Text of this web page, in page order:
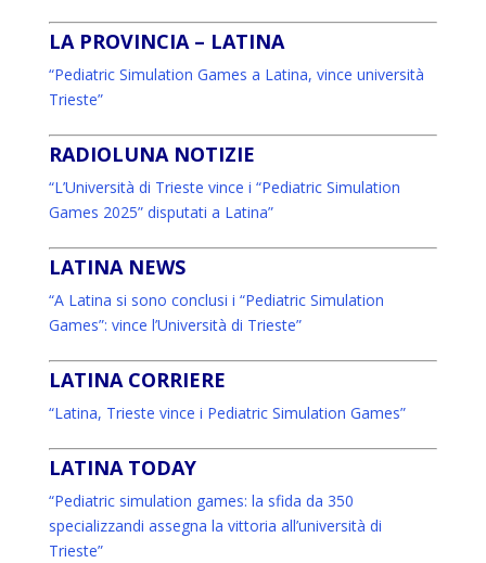
LA PROVINCIA – LATINA
“Pediatric Simulation Games a Latina, vince università
Trieste”
RADIOLUNA NOTIZIE
“L’Università di Trieste vince i “Pediatric Simulation
Games 2025” disputati a Latina”
LATINA NEWS
“A Latina si sono conclusi i “Pediatric Simulation
Games”: vince l’Università di Trieste”
LATINA CORRIERE
“Latina, Trieste vince i Pediatric Simulation Games”
LATINA TODAY
“Pediatric simulation games: la sfida da 350
specializzandi assegna la vittoria all’università di
Trieste”